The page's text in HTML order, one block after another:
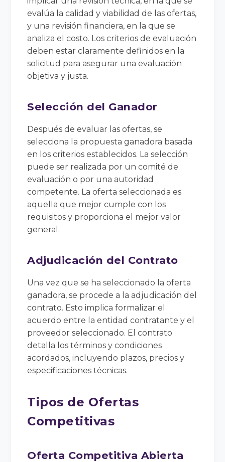
evalúa la calidad y viabilidad de las ofertas,
y una revisión financiera, en la que se
analiza el costo. Los criterios de evaluación
deben estar claramente definidos en la
solicitud para asegurar una evaluación
objetiva y justa.
Selección del Ganador
Después de evaluar las ofertas, se
selecciona la propuesta ganadora basada
en los criterios establecidos. La selección
puede ser realizada por un comité de
evaluación o por una autoridad
competente. La oferta seleccionada es
aquella que mejor cumple con los
requisitos y proporciona el mejor valor
general.
Adjudicación del Contrato
Una vez que se ha seleccionado la oferta
ganadora, se procede a la adjudicación del
contrato. Esto implica formalizar el
acuerdo entre la entidad contratante y el
proveedor seleccionado. El contrato
detalla los términos y condiciones
acordados, incluyendo plazos, precios y
especificaciones técnicas.
Tipos de Ofertas
Competitivas
Oferta Competitiva Abierta